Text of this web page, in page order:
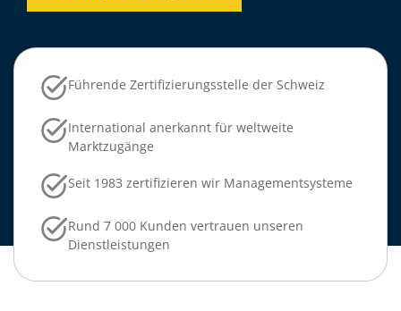
Führende Zertifizierungsstelle der Schweiz
International anerkannt für weltweite
Marktzugänge
Seit 1983 zertifizieren wir Managementsysteme
Rund 7 000 Kunden vertrauen unseren
Dienstleistungen